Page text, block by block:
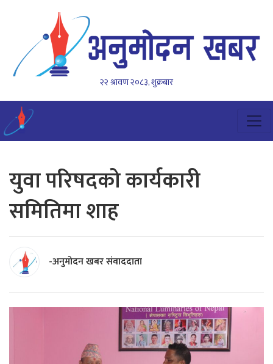
२२ श्रावण २०८३, शुक्रबार
युवा परिषदको कार्यकारी
समितिमा शाह
-अनुमोदन खबर संवाददाता